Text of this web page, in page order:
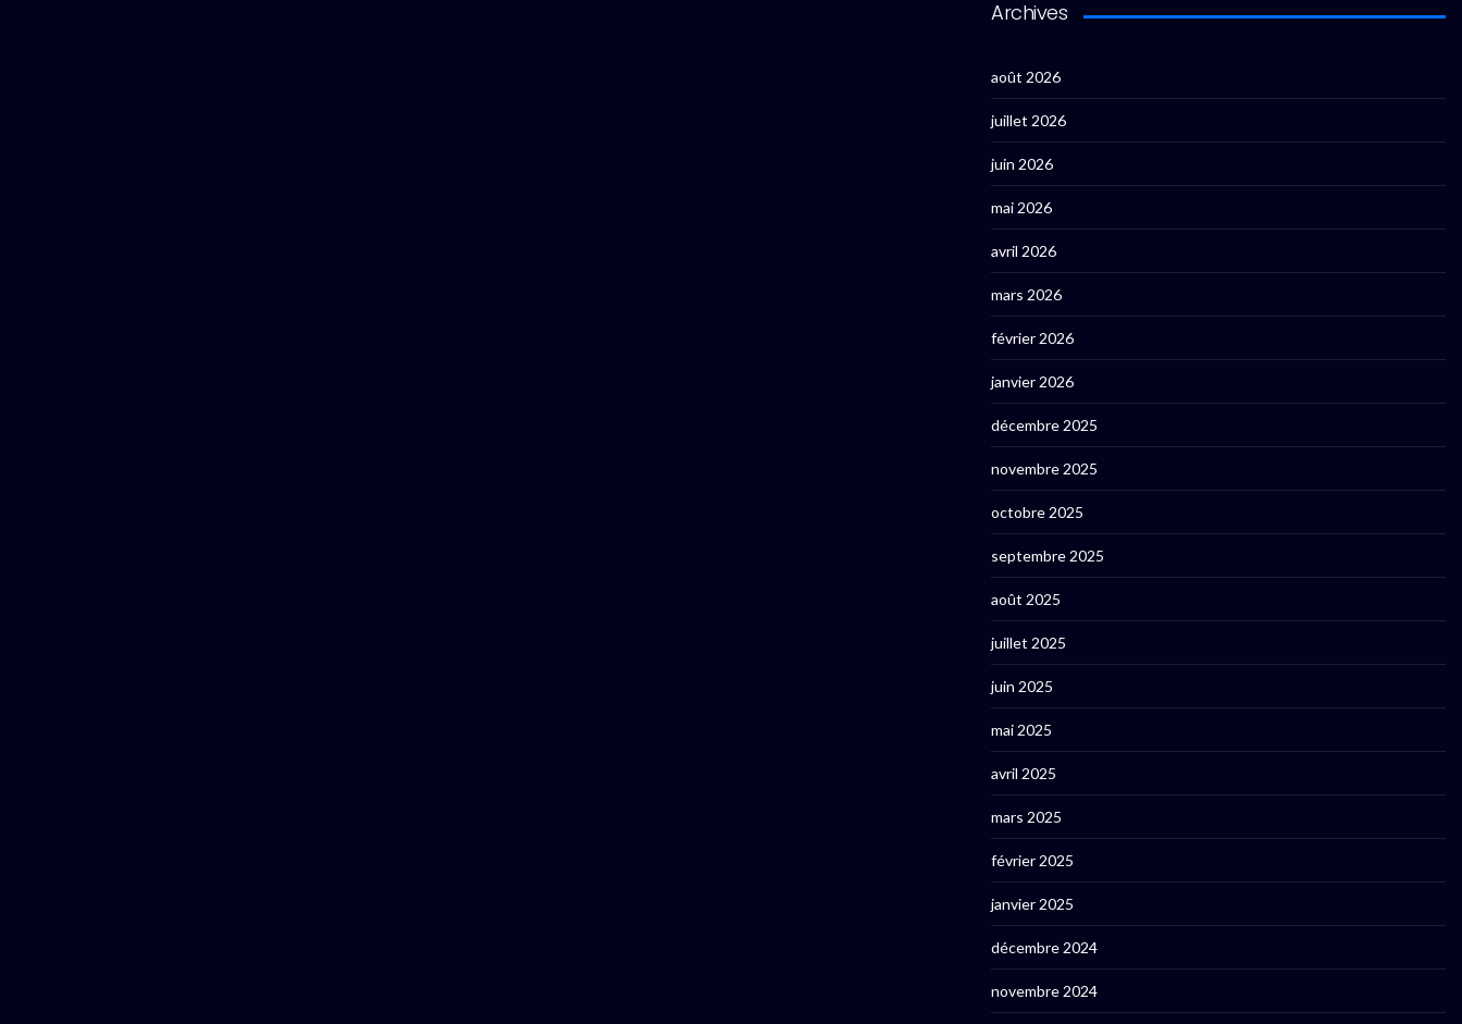
Archives
août 2026
juillet 2026
juin 2026
mai 2026
avril 2026
mars 2026
février 2026
janvier 2026
décembre 2025
novembre 2025
octobre 2025
septembre 2025
août 2025
juillet 2025
juin 2025
mai 2025
avril 2025
mars 2025
février 2025
janvier 2025
décembre 2024
novembre 2024